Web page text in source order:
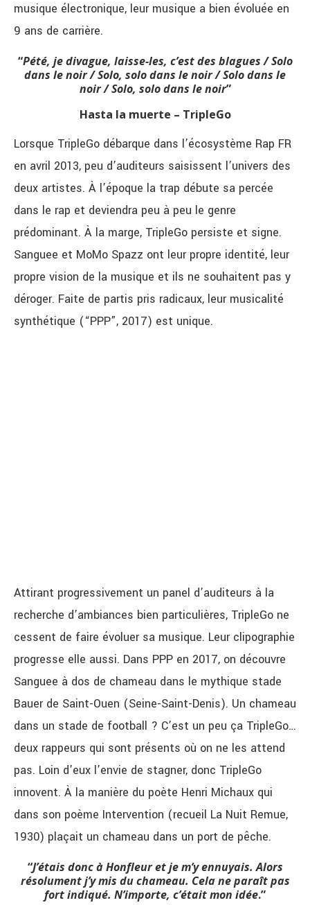
musique électronique, leur musique a bien évoluée en
9 ans de carrière.
“Pété, je divague, laisse-les, c’est des blagues /Solo
dans le noir / Solo, solo dans le noir / Solo dans le
noir /Solo, solo dans le noir”
Hasta la muerte – TripleGo
Lorsque TripleGo débarque dans l’écosystème Rap FR
en avril 2013, peu d’auditeurs saisissent l’univers des
deux artistes. À l’époque la trap débute sa percée
dans le rap et deviendra peu à peu le genre
prédominant. À la marge, TripleGo persiste et signe.
Sanguee et MoMo Spazz ont leur propre identité, leur
propre vision de la musique et ils ne souhaitent pas y
déroger. Faite de partis pris radicaux, leur musicalité
synthétique (“PPP”, 2017) est unique.
Attirant progressivement un panel d’auditeurs à la
recherche d’ambiances bien particulières, TripleGo ne
cessent de faire évoluer sa musique. Leur clipographie
progresse elle aussi. Dans PPP en 2017, on découvre
Sanguee à dos de chameau dans le mythique stade
Bauer de Saint-Ouen (Seine-Saint-Denis). Un chameau
dans un stade de football ? C’est un peu ça TripleGo…
deux rappeurs qui sont présents où on ne les attend
pas. Loin d’eux l’envie de stagner, donc TripleGo
innovent. À la manière du poète Henri Michaux qui
dans son poème Intervention (recueil La Nuit Remue,
1930) plaçait un chameau dans un port de pêche.
“J’étais donc àHonfleur et je m’y ennuyais.Alors
résolument j’y mis du chameau. Cela ne paraît pas
fort indiqué. N’importe, c’était mon idée.”